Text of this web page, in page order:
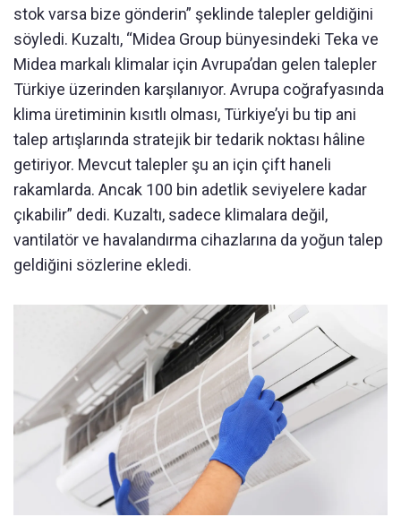
stok varsa bize gönderin” şeklinde talepler geldiğini
söyledi. Kuzaltı, “Midea Group bünyesindeki Teka ve
Midea markalı klimalar için Avrupa’dan gelen talepler
Türkiye üzerinden karşılanıyor. Avrupa coğrafyasında
klima üretiminin kısıtlı olması, Türkiye’yi bu tip ani
talep artışlarında stratejik bir tedarik noktası hâline
getiriyor. Mevcut talepler şu an için çift haneli
rakamlarda. Ancak 100 bin adetlik seviyelere kadar
çıkabilir” dedi. Kuzaltı, sadece klimalara değil,
vantilatör ve havalandırma cihazlarına da yoğun talep
geldiğini sözlerine ekledi.